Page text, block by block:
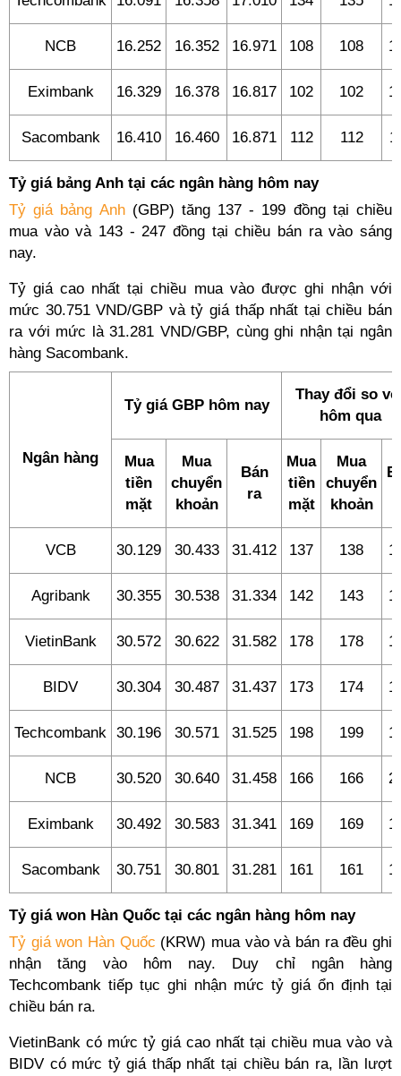
NCB 16.252 16.352 16.971 108 108
Eximbank 16.329 16.378 16.817 102 102
Sacombank 16.410 16.460 16.871 112 112
Tỷ giá bảng Anh tại các ngân hàng hôm nay
Tỷ giá bảng Anh(GBP) tăng 137 - 199 đồng tại chiều
mua vào và 143 - 247 đồng tại chiều bán ra vào sáng
nay.
Tỷ giá cao nhất tại chiều mua vào được ghi nhận với
mức 30.751 VND/GBP và tỷ giá thấp nhất tại chiều bán
ra với mức là 31.281 VND/GBP, cùng ghi nhận tại ngân
hàng Sacombank.
Ngân hàng
Tỷ giá GBP hôm nay
Thay đổi so
hôm qua
Mua
tiền
mặt
Mua
chuyển
khoản
Bán
ra
Mua
tiền
mặt
Mua
chuyển
khoản
VCB 30.129 30.433 31.412 137 138
Agribank 30.355 30.538 31.334 142 143
VietinBank 30.572 30.622 31.582 178 178
BIDV 30.304 30.487 31.437 173 174
Techcombank 30.196 30.571 31.525 198 199
NCB 30.520 30.640 31.458 166 166
Eximbank 30.492 30.583 31.341 169 169
Sacombank 30.751 30.801 31.281 161 161
Tỷ giá won Hàn Quốc tại các ngân hàng hôm nay
Tỷ giá won Hàn Quốc (KRW) mua vào và bán ra đều ghi
nhận tăng vào hôm nay. Duy chỉ ngân hàng
Techcombank tiếp tục ghi nhận mức tỷ giá ổn định tại
chiều bán ra.
VietinBank có mức tỷ giá cao nhất tại chiều mua vào và
BIDV có mức tỷ giá thấp nhất tại chiều bán ra, lần lượt